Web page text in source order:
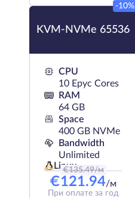
KVM-NVMe 65536
-10%
CPU
10 Epyc Cores
RAM
64 GB
Space
400 GB NVMe
Bandwidth
Unlimited
Linux
€135.49/м
€121.94/м
При оплате за год